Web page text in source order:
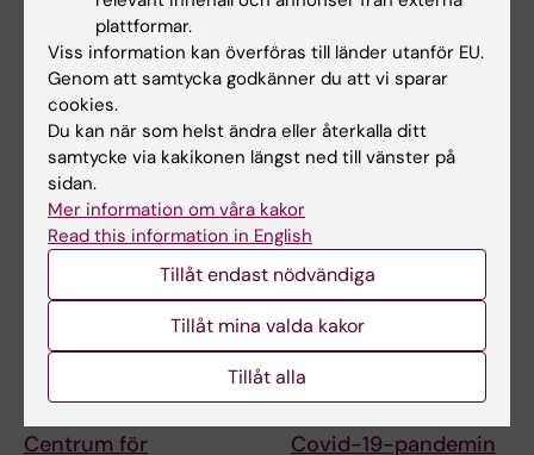
nya WHO-riktlinjer
för att förebygga
demens
Professor Miia Kivipelto och
flera forskare vid Karolinska
Institutet har…
hälsokriser deltar i
beredskap för nästa
hälsokris
I början av juli deltog Maja
Fjaestad som representant för
Centrum för…
Centrum för
Covid-19-pandemin
plattformar.
Viss information kan överföras till länder utanför EU.
Genom att samtycka godkänner du att vi sparar
cookies.
Du kan när som helst ändra eller återkalla ditt
samtycke via kakikonen längst ned till vänster på
sidan.
Mer information om våra kakor
Read this information in English
Tillåt endast nödvändiga
Tillåt mina valda kakor
Tillåt alla